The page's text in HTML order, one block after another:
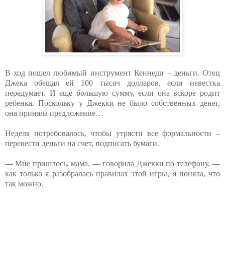
В ход пошел любимый инструмент Кеннеди – деньги. Отец
Джека обещал ей 100 тысяч долларов, если невестка
передумает. И еще большую сумму, если она вскоре родит
ребенка. Поскольку у Джекки не было собственных денег,
она приняла предложение…
Неделя потребовалось, чтобы утрясти все формальности –
перевести деньги на счет, подписать бумаги.
— Мне пришлось, мама, — говорила Джекки по телефону, —
как только я разобралась правилах этой игры, я поняла, что
так можно.